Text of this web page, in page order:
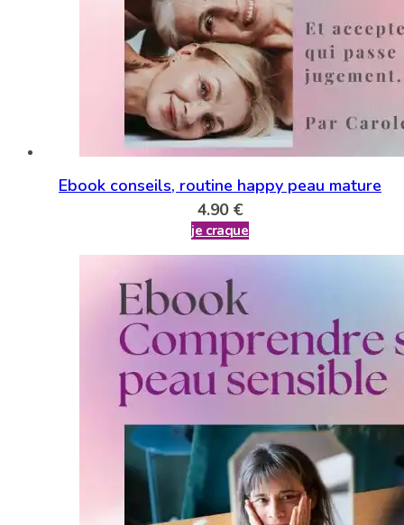
Ebook conseils, routine happy peau mature
4.90 €
je craque